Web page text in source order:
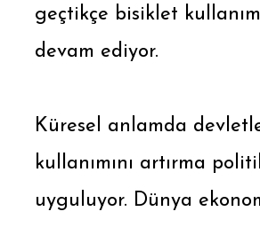
geçtikçe bisiklet
devam ediyor.
Küresel anlamda
kullanımını artırma
uyguluyor. Dünya